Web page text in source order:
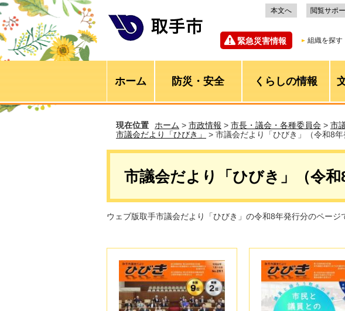
本文へ 閲覧サポ
緊急災害情報 組織を探す
ホーム 防災・安全 くらしの情報
現在位置 ホーム > 市政情報 > 市長・議会・各種委員会 > 市
市議会だより「ひびき」
> 市議会だより「ひびき」（令和8年
市議会だより「ひびき」（令和
ウェブ版取手市議会だより「ひびき」の令和8年発行分のページ